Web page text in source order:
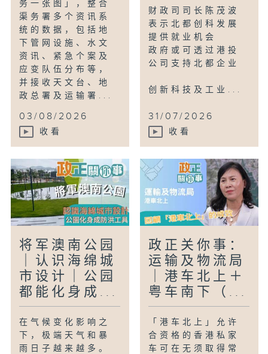
务一张图」，整合
渠务署多个资讯系
统的数据，包括地
下管网设施、水文
资讯、紧急个案及
应变队伍分布等，
并接收天文台、地
政总署及运输署...
03/08/2026
收看
财政司司长陈茂波
表示北都创科发展
提供就业机会
政府或可透过港投
公司支持北都企业
创新科技及工业...
31/07/2026
收看
将军澳南公园
｜认识海绵城
市设计｜公园
都能化身成...
在气候变化影响之
下，极端天气和暴
雨日子越来越多。
政正关你事：
运输及物流局
｜港车北上＋
粤车南下（...
「港车北上」允许
合资格的香港私家
车可在无须取得常